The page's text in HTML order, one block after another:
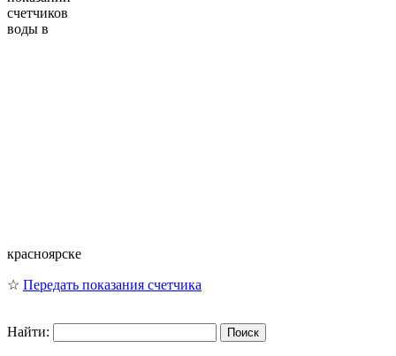
счетчиков
воды в
красноярске
☆ Передать показания счетчика
Найти: